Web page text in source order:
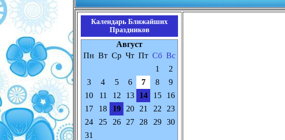
Календарь Ближайших
Праздников
Август
Пн Вт Ср Чт Пт Сб Вс
1
2
3
4 5 6 7 8
9
10
11 12 13 14 15
16
17
18 19 20 21 22
23
24
25 26 27 28 29
30
31